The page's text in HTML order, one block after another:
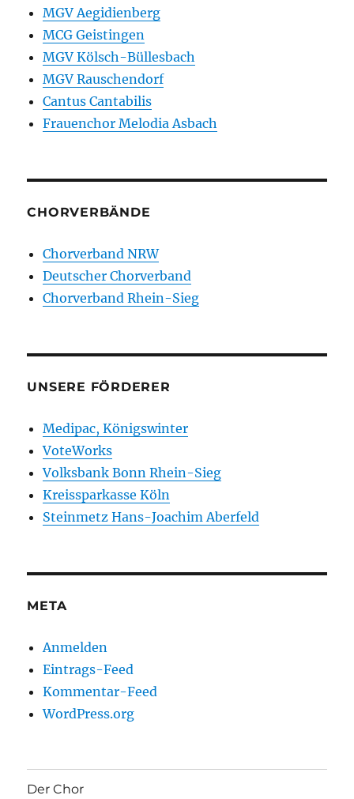
MGV Aegidienberg
MCG Geistingen
MGV Kölsch-Büllesbach
MGV Rauschendorf
Cantus Cantabilis
Frauenchor Melodia Asbach
CHORVERBÄNDE
Chorverband NRW
Deutscher Chorverband
Chorverband Rhein-Sieg
UNSERE FÖRDERER
Medipac, Königswinter
VoteWorks
Volksbank Bonn Rhein-Sieg
Kreissparkasse Köln
Steinmetz Hans-Joachim Aberfeld
META
Anmelden
Eintrags-Feed
Kommentar-Feed
WordPress.org
Der Chor